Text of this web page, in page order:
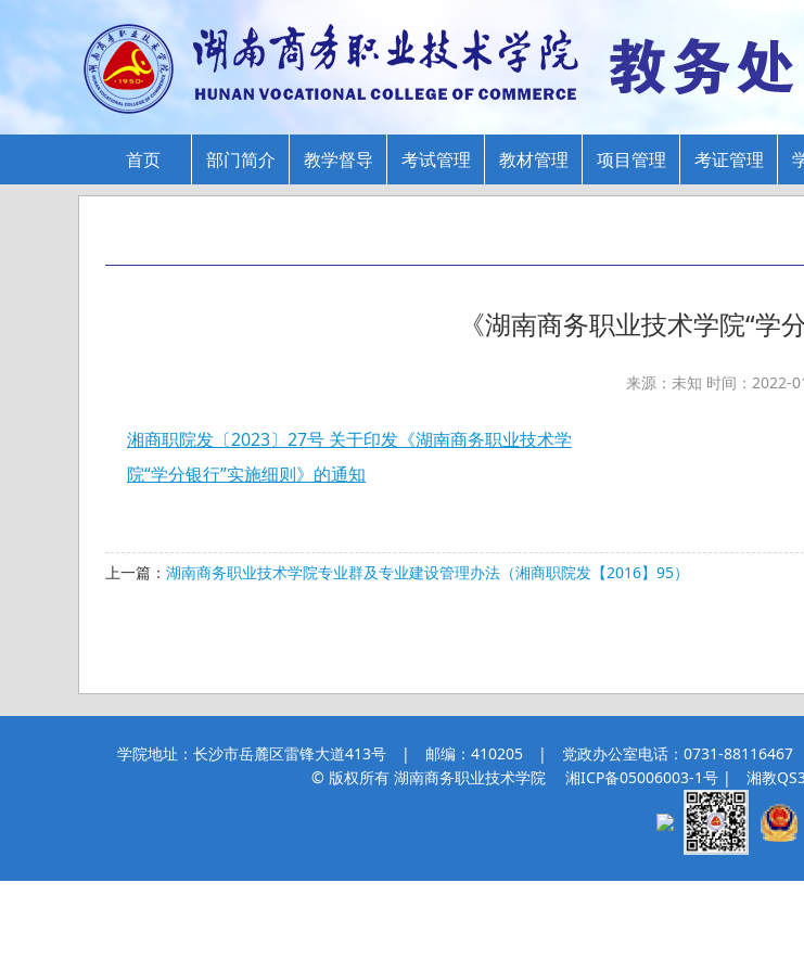
首页 部门简介 教学督导 考试管理 教材管理 项目管理 考证管理
《湖南商务职业技术学院“学
来源：未知 时间：2022-
湘商职院发〔2023〕27号 关于印发《湖南商务职业技术学
院“学分银行”实施细则》的通知
上一篇： 湖南商务职业技术学院专业群及专业建设管理办法（湘商职院发【2016】95）
学院地址：长沙市岳麓区雷锋大道413号 | 邮编：410205 | 党政办公室电话：0731-
© 版权所有 湖南商务职业技术学院
湘ICP备05006003-1号 | 湘教